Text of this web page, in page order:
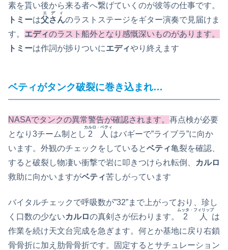
素を貰い後から来る者へ繋げていくのが彼等の仕事です。
トミーは父さん
エディ
のラストステージをギター演奏で見届けま
す。 エディのラスト船外となり感慨深いものがあります。
トミーは作詞が捗りついにエディやり終えます
ベティがタンク破裂に巻き込まれ…
NASAでタンクの異常警告が確認されます。 再点検が必要
となり3チーム制とし 2人
カルロ ・ ベティ
はバギーで”ライブラ”に向か
います。外観のチェックをしているとベティ亀裂を確認、
すると破裂し物凄い衝撃で岩に叩きつけられ転倒、
カルロ
救助に向かいますがベティ苦しがっています
バイタルチェックで呼吸数が”32”まで上がっており、珍し
く口数の少ないカルロの真剣さが伝わります。 2人
ムッタ ・ フィリップ
は
作業を続け天文台完成を急ぎます。何とか基地に戻り右鎖
骨骨折に加え肋骨骨折です。固定するとサチュレーション